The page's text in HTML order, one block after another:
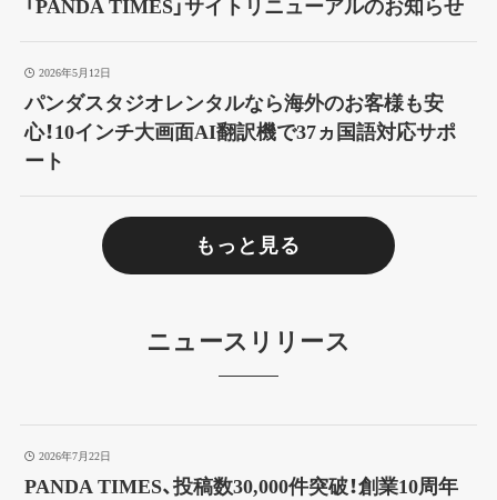
「PANDA TIMES」サイトリニューアルのお知らせ
2026年5月12日
パンダスタジオレンタルなら海外のお客様も安
心！10インチ大画面AI翻訳機で37ヵ国語対応サポ
ート
もっと見る
ニュースリリース
2026年7月22日
PANDA TIMES、投稿数30,000件突破！創業10周年